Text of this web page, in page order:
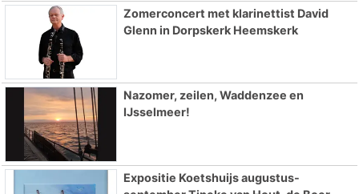
Zomerconcert met klarinettist David
Glenn in Dorpskerk Heemskerk
Nazomer, zeilen, Waddenzee en
IJsselmeer!
Expositie Koetshuijs augustus-